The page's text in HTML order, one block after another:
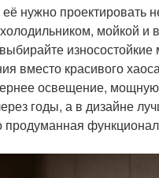
нужно
мойкой и
вместо красивого
освещение,
годы, а в дизайне